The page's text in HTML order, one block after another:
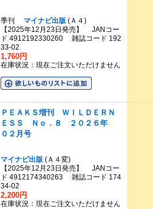
季刊 マイナビ出版(Ａ４)
【2025年12月23日発売】 JANコー
ド 4912192330260 雑誌コード 192
33-02
1,760円
在庫状況：現在ご注文いただけません
ＰＥＡＫＳ増刊 ＷＩＬＤＥＲＮ
ＥＳＳ Ｎｏ．８ ２０２６年
０２月号
マイナビ出版(Ａ４変)
【2025年12月23日発売】 JANコー
ド 4912174340263 雑誌コード 174
34-02
2,200円
在庫状況：現在ご注文いただけません